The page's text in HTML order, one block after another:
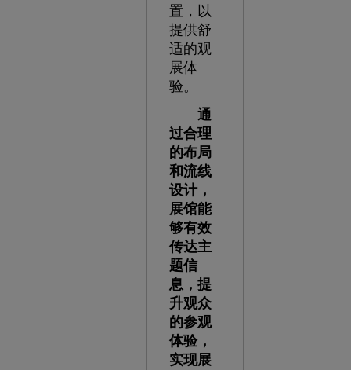
置，以
提供舒
适的观
展体
验。
通
过合理
的布局
和流线
设计，
展馆能
够有效
传达主
题信
息，提
升观众
的参观
体验，
实现展